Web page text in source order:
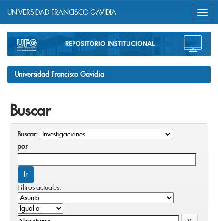
navigation
UNIVERSIDAD FRANCISCO GAVIDIA
Universidad Francisco Gavidia
Buscar
Buscar:
por
Filtros actuales: